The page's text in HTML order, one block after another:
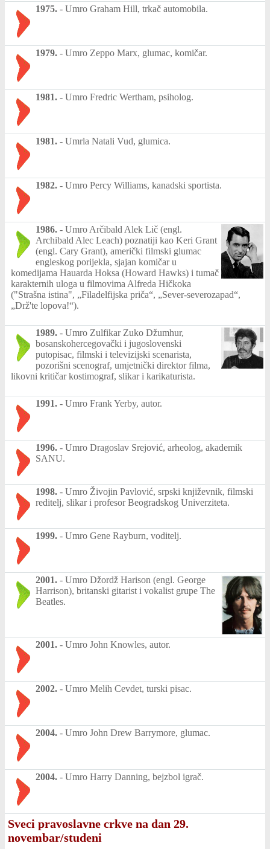
1975. - Umro Graham Hill, trkač automobila.
1979. - Umro Zeppo Marx, glumac, komičar.
1981. - Umro Fredric Wertham, psiholog.
1981. - Umrla Natali Vud, glumica.
1982. - Umro Percy Williams, kanadski sportista.
1986. - Umro Arčibald Alek Lič (engl.
Archibald Alec Leach) poznatiji kao Keri Grant
(engl. Cary Grant), američki filmski glumac
engleskog porijekla, sjajan komičar u
komedijama Hauarda Hoksa (Howard Hawks) i tumač
karakternih uloga u filmovima Alfreda Hičkoka
("Strašna istina", „Filadelfijska priča“, „Sever-severozapad“,
„Drž'te lopova!“).
1989. - Umro Zulfikar Zuko Džumhur,
bosanskohercegovački i jugoslovenski
putopisac, filmski i televizijski scenarista,
pozorišni scenograf, umjetnički direktor filma,
likovni kritičar kostimograf, slikar i karikaturista.
1991. - Umro Frank Yerby, autor.
1996. - Umro Dragoslav Srejović, arheolog, akademik
SANU.
1998. - Umro Živojin Pavlović, srpski književnik, filmski
reditelj, slikar i profesor Beogradskog Univerziteta.
1999. - Umro Gene Rayburn, voditelj.
2001. - Umro Džordž Harison (engl. George
Harrison), britanski gitarist i vokalist grupe The
Beatles.
2001. - Umro John Knowles, autor.
2002. - Umro Melih Cevdet, turski pisac.
2004. - Umro John Drew Barrymore, glumac.
2004. - Umro Harry Danning, bejzbol igrač.
Sveci pravoslavne crkve na dan 29.
novembar/studeni